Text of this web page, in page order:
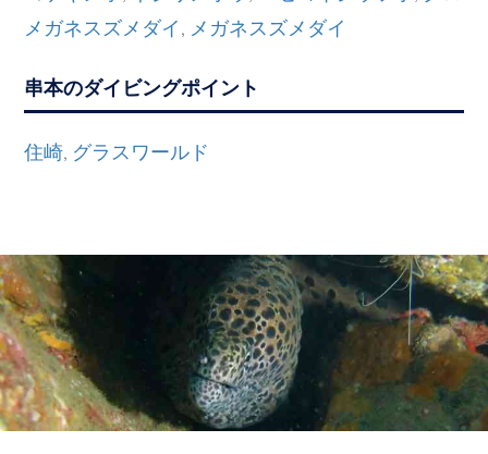
メガネスズメダイ , メガネスズメダイ
串本のダイビングポイント
住崎, グラスワールド